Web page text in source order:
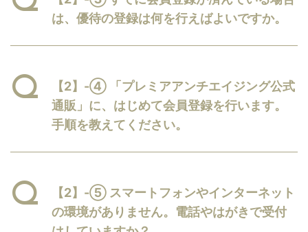
は、優待の登録は何を行えばよいですか。
【2】-④ 「プレミアアンチエイジング公式
通販」に、はじめて会員登録を行います。
手順を教えてください。
【2】-⑤ スマートフォンやインターネット
の環境がありません。電話やはがきで受付